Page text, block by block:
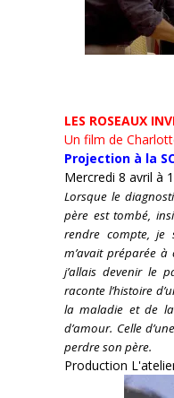
LES ROSEAUX
Un film de
Projection à la
Mercredi 8 avril à
Lorsque le
père est tombé,
rendre compte, je
m’avait préparée à
j’allais devenir le
raconte l’histoire
la maladie et de
d’amour. Celle
perdre son père.
Production